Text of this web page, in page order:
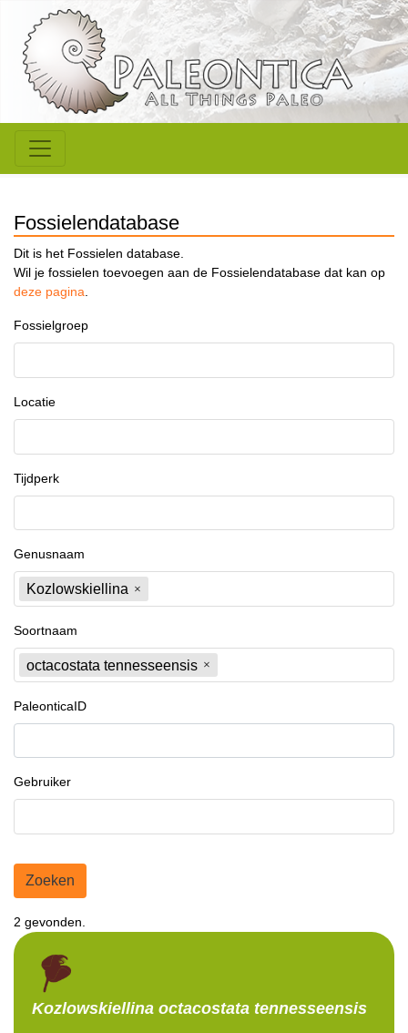
Fossielendatabase
Dit is het Fossielen database.
Wil je fossielen toevoegen aan de Fossielendatabase dat kan op
deze pagina.
Fossielgroep
Locatie
Tijdperk
Genusnaam
Kozlowskiellina
Soortnaam
octacostata tennesseensis
PaleonticaID
Gebruiker
Zoeken
2 gevonden.
Kozlowskiellina octacostata tennesseensis